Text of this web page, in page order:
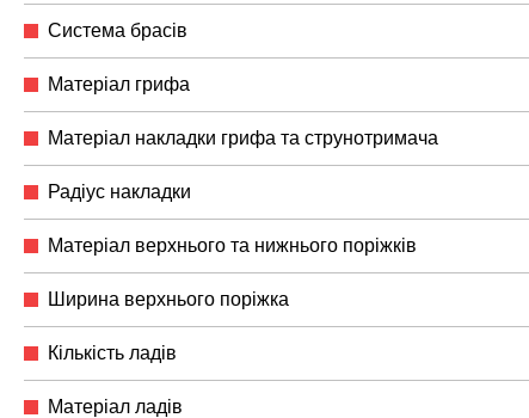
Система брасів
Матеріал грифа
Матеріал накладки грифа та струнотримача
Радіус накладки
Матеріал верхнього та нижнього поріжків
Ширина верхнього поріжка
Кількість ладів
Матеріал ладів